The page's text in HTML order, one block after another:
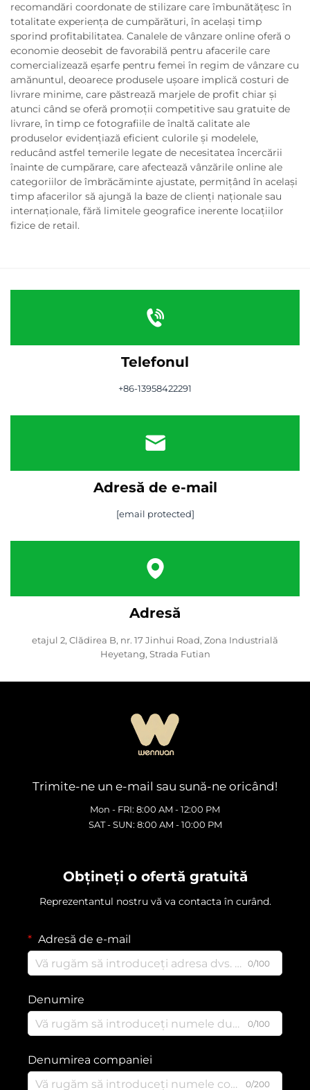
recomandări coordonate de stilizare care îmbunătățesc în
totalitate experiența de cumpărături, în același timp
sporind profitabilitatea. Canalele de vânzare online oferă o
economie deosebit de favorabilă pentru afacerile care
comercializează eșarfe pentru femei în regim de vânzare cu
amănuntul, deoarece produsele ușoare implică costuri de
livrare minime, care păstrează marjele de profit chiar și
atunci când se oferă promoții competitive sau gratuite de
livrare, în timp ce fotografiile de înaltă calitate ale
produselor evidențiază eficient culorile și modelele,
reducând astfel temerile legate de necesitatea încercării
înainte de cumpărare, care afectează vânzările online ale
categoriilor de îmbrăcăminte ajustate, permițând în același
timp afacerilor să ajungă la baze de clienți naționale sau
internaționale, fără limitele geografice inerente locațiilor
fizice de retail.
Telefonul
+86-13958422291
Adresă de e-mail
[email protected]
Adresă
etajul 2, Clădirea B, nr. 17 Jinhui Road, Zona Industrială
Heyetang, Strada Futian
Trimite-ne un e-mail sau sună-ne oricând!
Mon - FRI: 8:00 AM - 12:00 PM
SAT - SUN: 8:00 AM - 10:00 PM
Obțineți o ofertă gratuită
Reprezentantul nostru vă va contacta în curând.
Adresă de e-mail
0/100
Denumire
0/100
Denumirea companiei
0/200